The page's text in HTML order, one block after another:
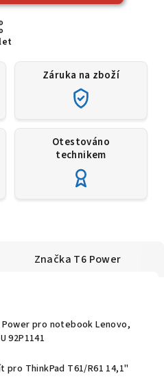
Záruka na zboží
Otestováno
technikem
Značka T6 Power
pro notebook Lenovo,
92P1141
ThinkPad T61/R61 14,1"